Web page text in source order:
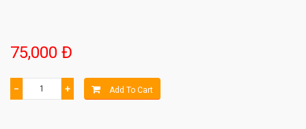
75,000 Đ
− + Add To Cart